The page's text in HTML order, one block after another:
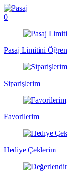
0
Pasaj Limitini Öğren
Siparişlerim
Favorilerim
Hediye Çeklerim